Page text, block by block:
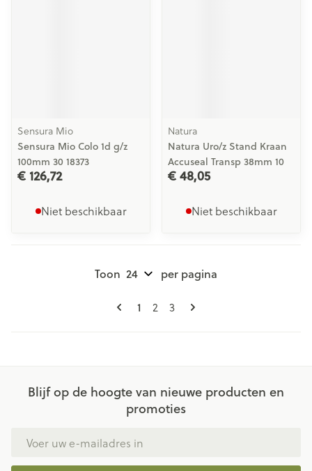
Sensura Mio
Sensura Mio Colo 1d g/z
100mm 30 18373
€ 126,72
Niet beschikbaar
Natura
Natura Uro/z Stand Kraan
Accuseal Transp 38mm 10
€ 48,05
Niet beschikbaar
Pagina's
U lees momenteel pagina
1 Pagina
2 Pagina
3
Toon per pagina
Blijf op de hoogte van nieuwe producten en
promoties